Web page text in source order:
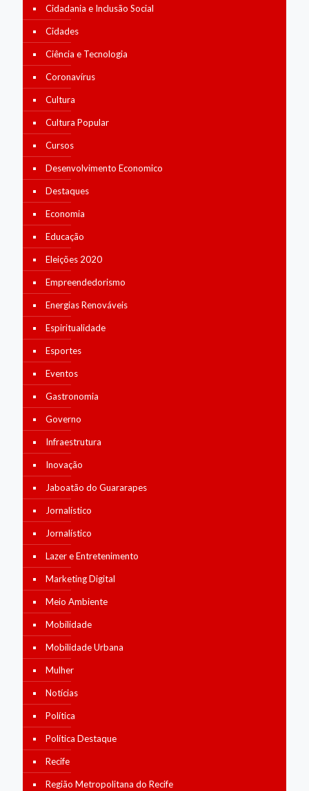
Cidadania e Inclusão Social
Cidades
Ciência e Tecnologia
Coronavírus
Cultura
Cultura Popular
Cursos
Desenvolvimento Economico
Destaques
Economia
Educação
Eleições 2020
Empreendedorismo
Energias Renováveis
Espiritualidade
Esportes
Eventos
Gastronomia
Governo
Infraestrutura
Inovação
Jaboatão do Guararapes
Jornalístico
Jornalístico
Lazer e Entretenimento
Marketing Digital
Meio Ambiente
Mobilidade
Mobilidade Urbana
Mulher
Notícias
Política
Política Destaque
Recife
Região Metropolitana do Recife